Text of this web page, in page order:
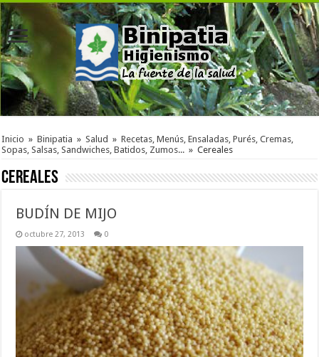
Inicio » Binipatia » Salud » Recetas, Menús, Ensaladas, Purés, Cremas,
Sopas, Salsas, Sandwiches, Batidos, Zumos... » Cereales
Cereales
BUDÍN DE MIJO
octubre 27, 2013 0